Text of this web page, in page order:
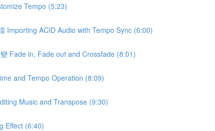
Tempo (5:23)
Importing ACID Audio with Tempo Sync (6:00)
Fade in, Fade out and Crossfade (8:01)
and Tempo Operation (8:09)
Music and Transpose (9:30)
Effect (6:40)